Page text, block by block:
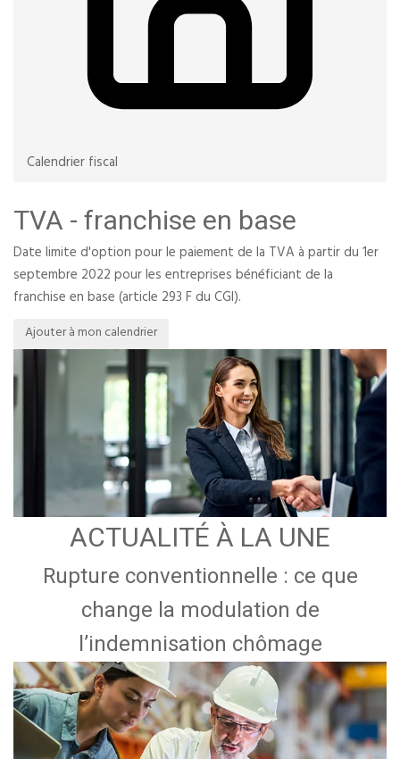
Calendrier fiscal
TVA - franchise en base
Date limite d'option pour le paiement de la TVA à partir du 1er
septembre 2022 pour les entreprises bénéficiant de la
franchise en base (article 293 F du CGI).
Ajouter à mon calendrier
ACTUALITÉ À LA UNE
Rupture conventionnelle : ce que
change la modulation de
l’indemnisation chômage